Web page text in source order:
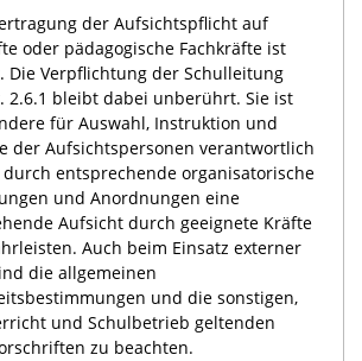
der Aufsichtspflicht auf
oder pädagogische Fachkräfte ist
Die Verpflichtung der Schulleitung
2.6.1 bleibt dabei unberührt. Sie ist
für Auswahl, Instruktion und
der Aufsichtspersonen verantwortlich
entsprechende organisatorische
und Anordnungen eine
Aufsicht durch geeignete Kräfte
Auch beim Einsatz externer
die allgemeinen
und die sonstigen,
und Schulbetrieb geltenden
zu beachten.